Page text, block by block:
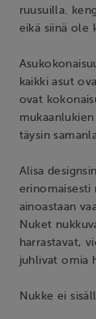
ruusuilla.
eikä siinä ole
kaikki asut
ovat
täysin
Alisa
erinomaisesti
ainoastaan
Nuket
harrastavat,
juhlivat omia
Nukke ei